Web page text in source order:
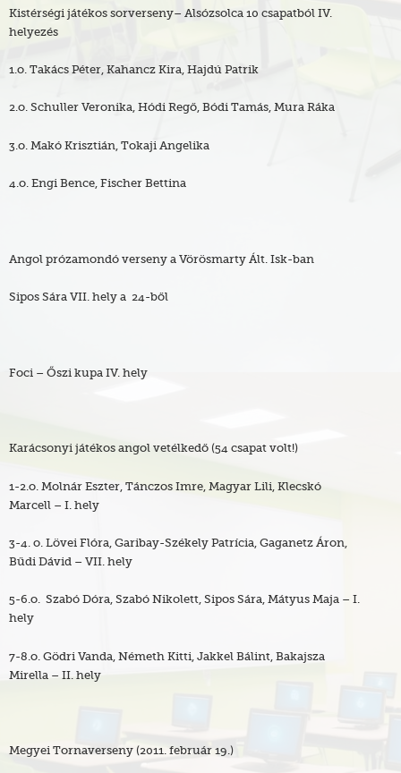
Kistérségi játékos sorverseny– Alsózsolca 10 csapatból IV.
helyezés
1.o. Takács Péter, Kahancz Kira, Hajdú Patrik
2.o. Schuller Veronika, Hódi Regő, Bódi Tamás, Mura Ráka
3.o. Makó Krisztián, Tokaji Angelika
4.o. Engi Bence, Fischer Bettina
Angol prózamondó verseny a Vörösmarty Ált. Isk-ban
Sipos Sára VII. hely a 24-ből
Foci – Őszi kupa IV. hely
Karácsonyi játékos angol vetélkedő (54 csapat volt!)
1-2.o. Molnár Eszter, Tánczos Imre, Magyar Lili, Klecskó
Marcell – I. hely
3-4. o. Lövei Flóra, Garibay-Székely Patrícia, Gaganetz Áron,
Bűdi Dávid – VII. hely
5-6.o. Szabó Dóra, Szabó Nikolett, Sipos Sára, Mátyus Maja – I.
hely
7-8.o. Gödri Vanda, Németh Kitti, Jakkel Bálint, Bakajsza
Mirella – II. hely
Megyei Tornaverseny (2011. február 19.)